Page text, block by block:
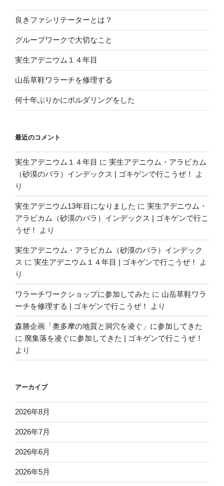
良きファシリテーターとは？
グループワークで大切なこと
実生アデニウム１４年目
山岳草鞋ワラーチを修理する
何十年ぶりかにボルダリングをした
最近のコメント
実生アデニウム１４年目 に 実生アデニウム・アラビカム
（砂漠のバラ）インデックス | ゴキゲンで行こうぜ！
よ
り
実生アデニウム13年目になりました に 実生アデニウム・
アラビカム（砂漠のバラ）インデックス | ゴキゲンで行こ
うぜ！
より
実生アデニウム・アラビカム（砂漠のバラ）インデック
ス に 実生アデニウム１４年目 | ゴキゲンで行こうぜ！
よ
り
ワラーチワークショップに参加してみた に 山岳草鞋ワラ
ーチを修理する | ゴキゲンで行こうぜ！
より
森勝企画「奥多摩の地質と洞穴を凌ぐ」に参加してきた
に 廃集落を凌ぐに参加してきた | ゴキゲンで行こうぜ！
より
アーカイブ
2026年8月
2026年7月
2026年6月
2026年5月